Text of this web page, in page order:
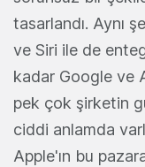
tasarlandı. Aynı
ve Siri ile de
kadar Google ve
pek çok şirketin
ciddi anlamda
Apple'ın bu